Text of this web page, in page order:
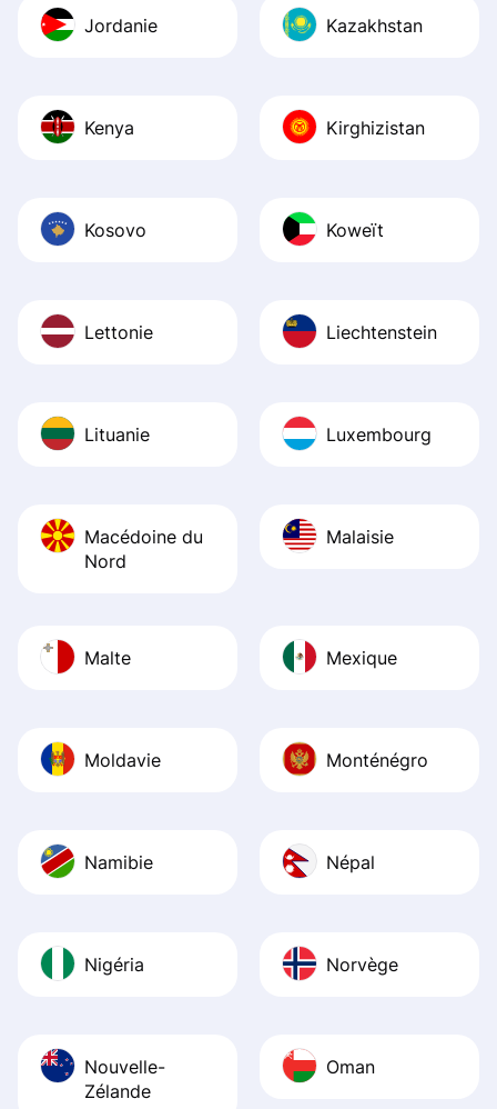
Jordanie Kazakhstan
Kenya Kirghizistan
Kosovo Koweït
Lettonie Liechtenstein
Lituanie Luxembourg
Macédoine du
Nord
Malaisie
Malte Mexique
Moldavie Monténégro
Namibie Népal
Nigéria Norvège
Nouvelle-
Zélande
Oman